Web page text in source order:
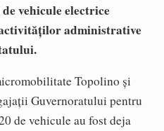
vehicule electrice
administrative
Topolino și
Guvernoratului pentru
de vehicule au fost deja